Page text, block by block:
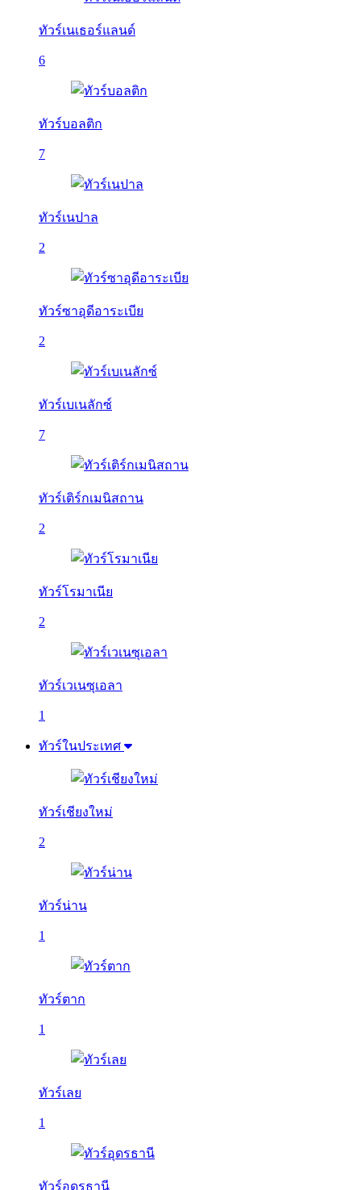
ทัวร์เนเธอร์แลนด์
6
ทัวร์บอลติก
7
ทัวร์เนปาล
2
ทัวร์ซาอุดีอาระเบีย
2
ทัวร์เบเนลักซ์
7
ทัวร์เติร์กเมนิสถาน
2
ทัวร์โรมาเนีย
2
ทัวร์เวเนซุเอลา
1
ทัวร์ในประเทศ
ทัวร์เชียงใหม่
2
ทัวร์น่าน
1
ทัวร์ตาก
1
ทัวร์เลย
1
ทัวร์อุดรธานี